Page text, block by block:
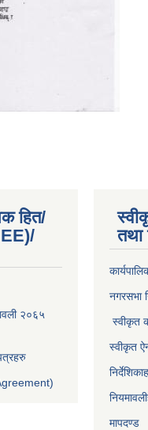
हित/
२०६५
तथा
नगरसभा
स्वीकृत
स्वीकृत
मापदण्ड